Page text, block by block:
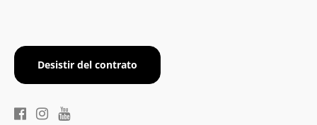
Desistir del contrato